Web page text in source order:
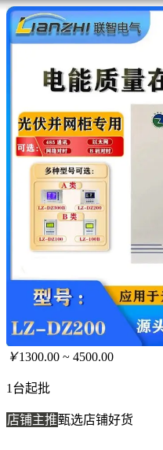
￥1300.00 ~ 4500.00
1台起批
店铺主推甄选店铺好货